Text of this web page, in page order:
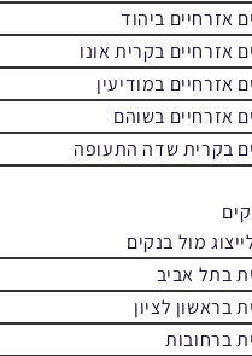
אזרחיים ביהוד
אזרחיים בקרית אונו
אזרחיים במודיעין
אזרחיים בשוהם
בקרית שדה התעופה
מול בנקים
בתל אביב
בראשון לציון
ברחובות